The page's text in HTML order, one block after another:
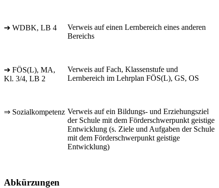
➔ WDBK, LB 4
Verweis auf einen Lernbereich eines anderen
Bereichs
➔ FÖS(L), MA,
Kl. 3/4, LB 2
Verweis auf Fach, Klassenstufe und
Lernbereich im Lehrplan FÖS(L), GS, OS
⇒ Sozialkompetenz Verweis auf ein Bildungs- und Erziehungsziel
der Schule mit dem Förderschwerpunkt geistige
Entwicklung (s. Ziele und Aufgaben der Schule
mit dem Förderschwerpunkt geistige
Entwicklung)
Abkürzungen